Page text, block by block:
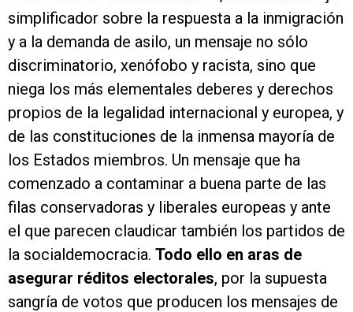
simplificador sobre la respuesta a la inmigración
y a la demanda de asilo, un mensaje no sólo
discriminatorio, xenófobo y racista, sino que
niega los más elementales deberes y derechos
propios de la legalidad internacional y europea, y
de las constituciones de la inmensa mayoría de
los Estados miembros. Un mensaje que ha
comenzado a contaminar a buena parte de las
filas conservadoras y liberales europeas y ante
el que parecen claudicar también los partidos de
la socialdemocracia. Todo ello en aras de
asegurar réditos electorales, por la supuesta
sangría de votos que producen los mensajes de